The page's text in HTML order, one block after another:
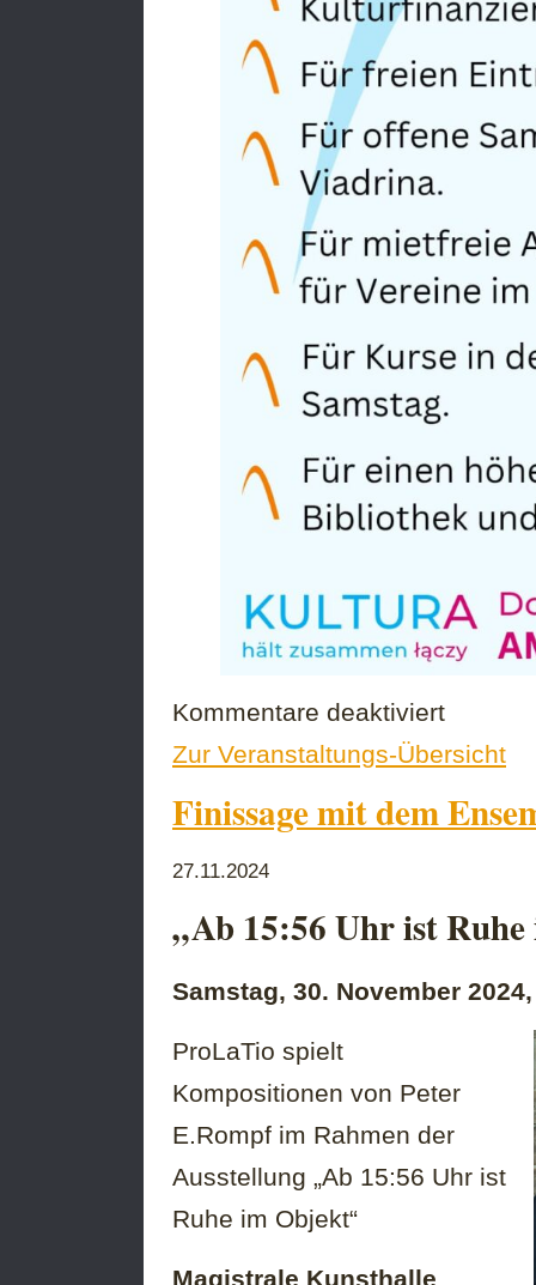
Kommentare deaktiviertKundgebung
Zur Veranstaltungs-Übersicht
Finissage mit dem
27.11.2024
„Ab 15:56 Uhr ist
Samstag, 30. November
ProLaTio spielt
Kompositionen von Peter
E.Rompf im Rahmen der
Ausstellung „Ab 15:56 Uhr ist
Ruhe im Objekt“
Magistrale Kunsthalle